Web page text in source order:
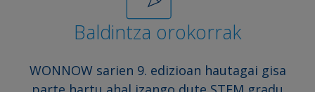
Baldintza orokorrak
WONNOW sarien 9. edizioan hautagai gisa